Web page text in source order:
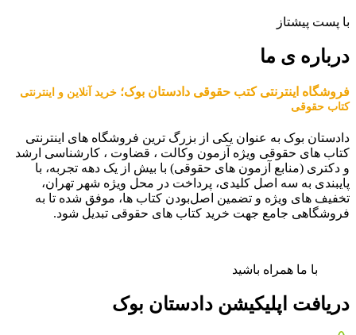
با پست پیشتاز
درباره ی ما
فروشگاه اینترنتی کتب حقوقی دادستان بوک؛ خرید آنلاین و اینترنتی
کتاب حقوقی
دادستان بوک به عنوان یکی از بزرگ ترین فروشگاه های اینترنتی
کتاب های حقوقی ویژه آزمون وکالت ، قضاوت ، کارشناسی ارشد
و دکتری (منابع آزمون های حقوقی) با بیش از یک دهه تجربه، با
پایبندی به سه اصل کلیدی، پرداخت در محل ویژه شهر تهران،
تخفیف های ویژه و تضمین اصل‌بودن کتاب ها، موفق شده تا به
فروشگاهی جامع جهت خرید کتاب های حقوقی تبدیل شود.
با ما همراه باشید
دریافت اپلیکیشن دادستان بوک